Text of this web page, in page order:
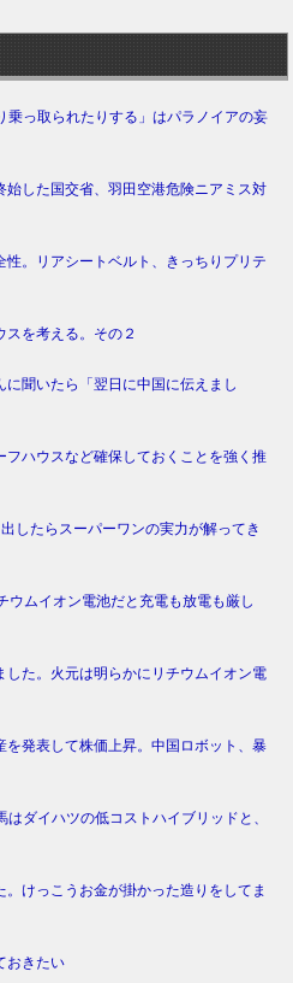
乗っ取られたりする」はパラノイアの妄
した国交省、羽田空港危険ニアミス対
。リアシートベルト、きっちりプリテ
を考える。その２
聞いたら「翌日に中国に伝えまし
ハウスなど確保しておくことを強く推
したらスーパーワンの実力が解ってき
ムイオン電池だと充電も放電も厳し
た。火元は明らかにリチウムイオン電
発表して株価上昇。中国ロボット、暴
ダイハツの低コストハイブリッドと、
けっこうお金が掛かった造りをしてま
おきたい